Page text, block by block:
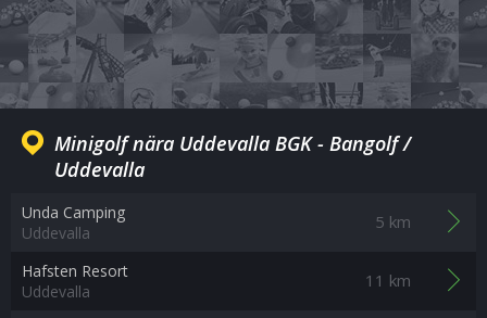
Minigolf nära Uddevalla BGK - Bangolf /
Uddevalla
Unda Camping
Uddevalla
5 km
Hafsten Resort
Uddevalla
11 km